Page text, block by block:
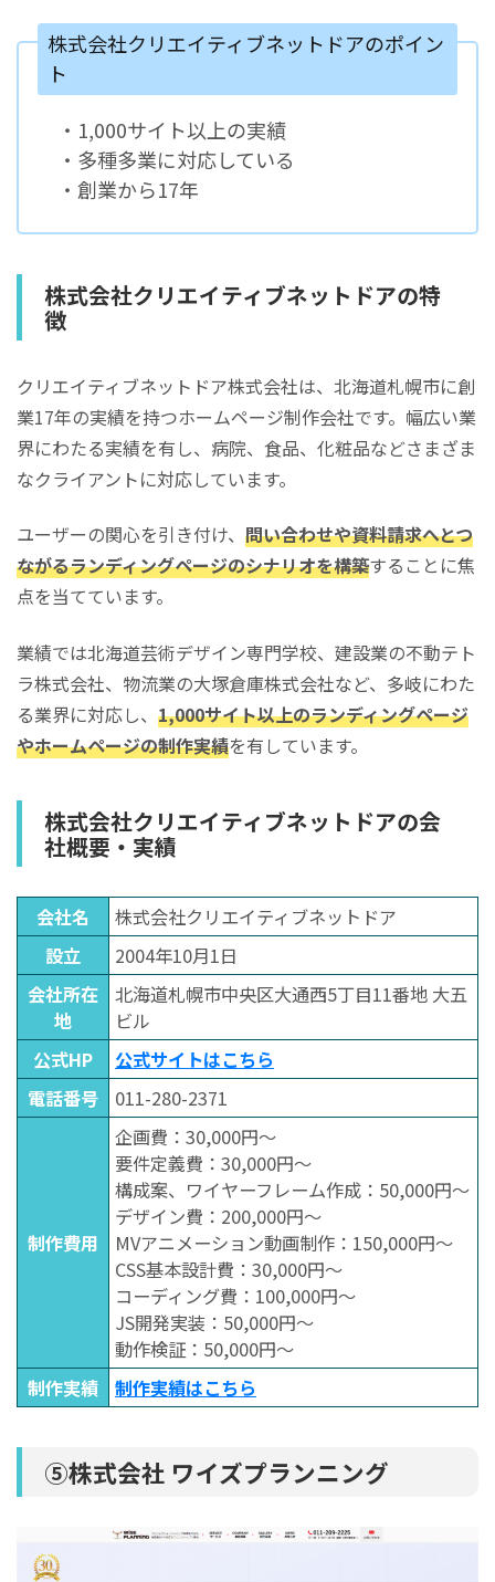
株式会社クリエイティブネットドアのポイン
ト
・1,000サイト以上の実績
・多種多業に対応している
・創業から17年
株式会社クリエイティブネットドアの特
徴
クリエイティブネットドア株式会社は、北海道札幌市に創
業17年の実績を持つホームページ制作会社です。幅広い業
界にわたる実績を有し、病院、食品、化粧品などさまざま
なクライアントに対応しています。
ユーザーの関心を引き付け、 問い合わせや資料請求へとつ
ながるランディングページのシナリオを構築することに焦
点を当てています。
業績では北海道芸術デザイン専門学校、建設業の不動テト
ラ株式会社、物流業の大塚倉庫株式会社など、多岐にわた
る業界に対応し、 1,000サイト以上のランディングページ
やホームページの制作実績を有しています。
株式会社クリエイティブネットドアの会
社概要・実績
会社名
株式会社クリエイティブネットドア
設立
2004年10月1日
会社所在
地
北海道札幌市中央区大通西5丁目11番地 大五
ビル
公式HP
公式サイトはこちら
電話番号
011-280-2371
制作費用
企画費：30,000円～
要件定義費：30,000円～
構成案、ワイヤーフレーム作成：50,000円～
デザイン費：200,000円～
MVアニメーション動画制作：150,000円～
CSS基本設計費：30,000円～
コーディング費：100,000円～
JS開発実装：50,000円～
動作検証：50,000円～
制作実績
制作実績はこちら
⑤株式会社 ワイズプランニング